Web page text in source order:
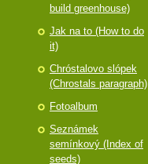
build greenhouse)
Jak na to (How to do
it)
Chróstalovo slópek
(Chrostals paragraph)
Fotoalbum
Seznámek
semínkový (Index of
seeds)